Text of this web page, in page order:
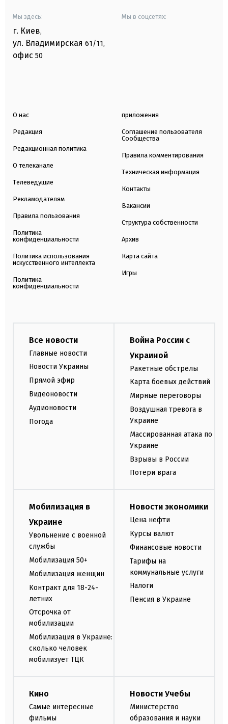
Мы здесь:
г. Киев,
ул. Владимирская 61/11,
офис 50
Мы в соцсетях:
О нас
Редакция
Редакционная политика
О телеканале
Телеведущие
Рекламодателям
Правила пользования
Политика
конфиденциальности
Политика использования
искусственного интеллекта
Политика
конфиденциальности
приложения
Соглашение пользователя
Сообщества
Правила комментирования
Техническая информация
Контакты
Вакансии
Структура собственности
Архив
Карта сайта
Игры
Все новости
Главные новости
Новости Украины
Прямой эфир
Видеоновости
Аудионовости
Погода
Война России с
Украиной
Ракетные обстрелы
Карта боевых действий
Мирные переговоры
Воздушная тревога в
Украине
Массированная атака по
Украине
Взрывы в России
Потери врага
Мобилизация в
Украине
Увольнение с военной
службы
Мобилизация 50+
Мобилизация женщин
Контракт для 18-24-
летних
Отсрочка от
мобилизации
Мобилизация в Украине:
сколько человек
мобилизует ТЦК
Новости экономики
Цена нефти
Курсы валют
Финансовые новости
Тарифы на
коммунальные услуги
Налоги
Пенсия в Украине
Кино
Самые интересные
фильмы
Новости Учебы
Министерство
образования и науки